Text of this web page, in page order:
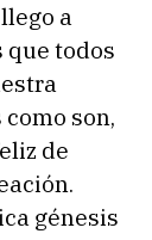
a
todos
son,
de
génesis